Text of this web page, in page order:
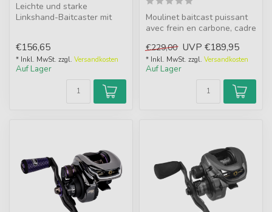
Leichte und starke
Linkshand-Baitcaster mit
€156,65
* Inkl. MwSt. zzgl. Versandkosten
Auf Lager
Moulinet baitcast puissant
avec frein en carbone, cadre
€229,00 UVP €189,95
* Inkl. MwSt. zzgl. Versandkosten
Auf Lager